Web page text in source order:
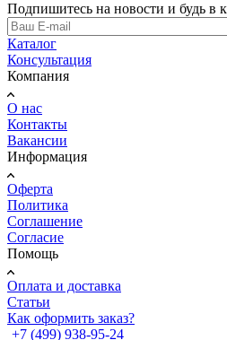
Подпишитесь на новости и будь в
Каталог
Консультация
Компания
О нас
Контакты
Вакансии
Информация
Оферта
Политика
Соглашение
Согласие
Помощь
Оплата и доставка
Статьи
Как оформить заказ?
+7 (499) 938-95-24